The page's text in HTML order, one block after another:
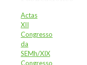
Actas
XII
Congresso
da
SEMh/XIX
Congresso